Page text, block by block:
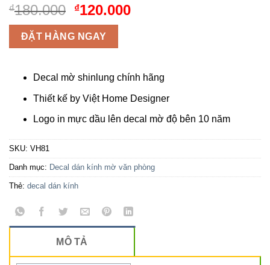
₫180.000 Giá
gốc
là:
₫180.000.
₫120.000Giá
ĐẶT HÀNG NGAY
Decal mờ shinlung chính hãng
Thiết kế by Việt Home Designer
Logo in mực dầu lên decal mờ độ bên 10 năm
SKU: VH81
Danh mục: Decal dán kính mờ văn phòng
Thẻ: decal dán kính
MÔ TẢ